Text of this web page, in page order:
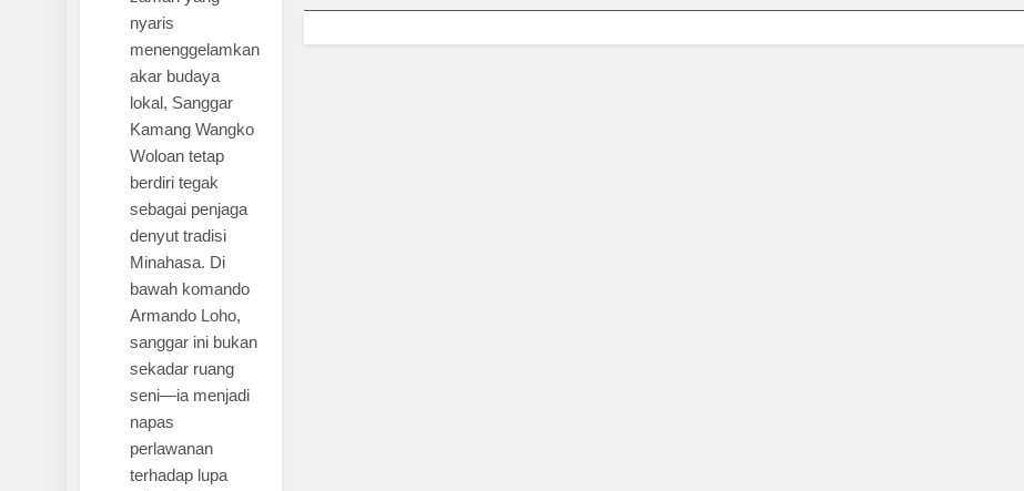
nyaris
menenggelamkan
akar budaya
lokal, Sanggar
Kamang Wangko
Woloan tetap
berdiri tegak
sebagai penjaga
denyut tradisi
Minahasa. Di
bawah komando
Armando Loho,
sanggar ini bukan
sekadar ruang
seni—ia menjadi
napas
perlawanan
terhadap lupa